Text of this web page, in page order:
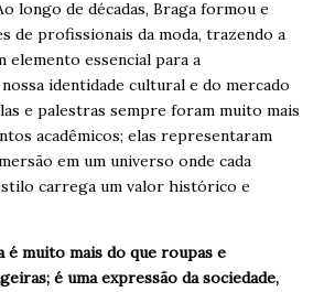
longo de décadas, Braga formou e
de profissionais da moda, trazendo a
elemento essencial para a
identidade cultural e do mercado
e palestras sempre foram muito mais
acadêmicos; elas representaram
em um universo onde cada
carrega um valor histórico e
é muito mais do que roupas e
é uma expressão da sociedade,